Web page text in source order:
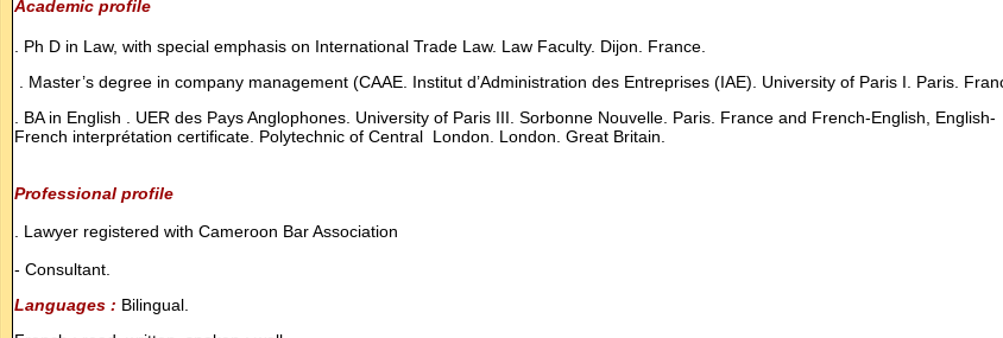
Academic profile
. Ph D in Law, with special emphasis on International Trade Law. Law Faculty. Dijon. France.
. Master’s degree in company management (CAAE. Institut d’Administration des Entreprises (IAE). University of Paris I. Paris.
. BA in English . UER des Pays Anglophones. University of Paris III. Sorbonne Nouvelle. Paris. France and French-English, English-
French interprétation certificate. Polytechnic of Central London. London. Great Britain.
Professional profile
. Lawyer registered with Cameroon Bar Association
- Consultant.
Languages : Bilingual.